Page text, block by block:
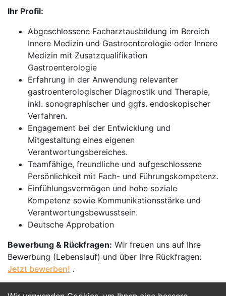
Ihr Profil:
Abgeschlossene Facharztausbildung im Bereich
Innere Medizin und Gastroenterologie oder Innere
Medizin mit Zusatzqualifikation
Gastroenterologie
Erfahrung in der Anwendung relevanter
gastroenterologischer Diagnostik und Therapie,
inkl. sonographischer und ggfs. endoskopischer
Verfahren.
Engagement bei der Entwicklung und
Mitgestaltung eines eigenen
Verantwortungsbereiches.
Teamfähige, freundliche und aufgeschlossene
Persönlichkeit mit Fach- und Führungskompetenz.
Einfühlungsvermögen und hohe soziale
Kompetenz sowie Kommunikationsstärke und
Verantwortungsbewusstsein.
Deutsche Approbation
Bewerbung & Rückfragen: Wir freuen uns auf Ihre
Bewerbung (Lebenslauf) und über Ihre Rückfragen:
Jetzt bewerben! .